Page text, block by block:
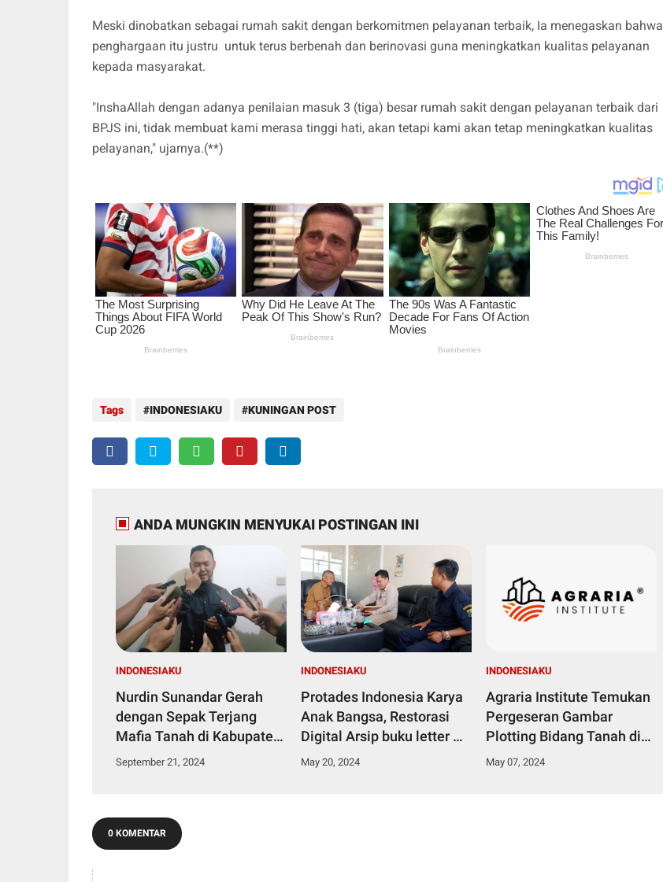
Meski dinobatkan sebagai rumah sakit dengan berkomitmen pelayanan terbaik, Ia menegaskan bahwa
penghargaan itu justru untuk terus berbenah dan berinovasi guna meningkatkan kualitas pelayanan
kepada masyarakat.
"InshaAllah dengan adanya penilaian masuk 3 (tiga) besar rumah sakit dengan pelayanan terbaik dari
BPJS ini, tidak membuat kami merasa tinggi hati, akan tetapi kami akan tetap meningkatkan kualitas
pelayanan," ujarnya.(**)
Tags INDONESIAKU KUNINGAN POST
ANDA MUNGKIN MENYUKAI POSTINGAN INI
INDONESIAKU
Nurdin Sunandar Gerah
dengan Sepak Terjang
Mafia Tanah di Kabupaten
Bekasi
September 21, 2024
INDONESIAKU
Protades Indonesia Karya
Anak Bangsa, Restorasi
Digital Arsip buku letter C
Desa
May 20, 2024
INDONESIAKU
Agraria Institute Temukan
Pergeseran Gambar
Plotting Bidang Tanah di
Kota Bogor, Temuan nya
May 07, 2024
0 KOMENTAR